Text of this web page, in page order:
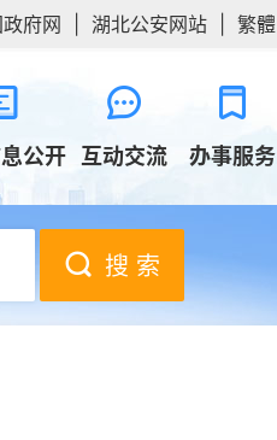
府网 湖北公安网站 繁體
公开 互动交流 办事服务
搜 索